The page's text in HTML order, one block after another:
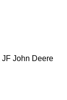
JF John Deere